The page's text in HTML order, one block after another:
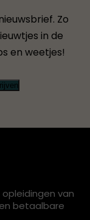
Zo
in de
en weetjes!
van
betaalbare